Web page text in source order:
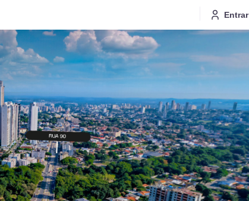
Entrar